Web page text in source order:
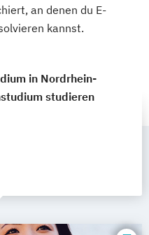
an denen du E-
kannst.
in Nordrhein-
studieren